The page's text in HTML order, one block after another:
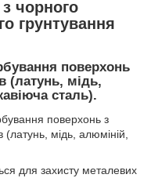
чорного
грунтування
поверхонь
(латунь, мідь,
сталь).
поверхонь з
(латунь, мідь, алюміній,
для захисту металевих